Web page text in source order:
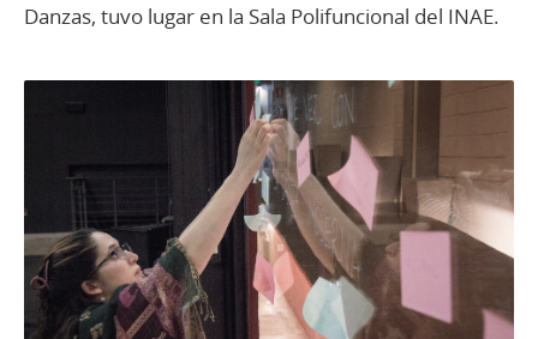
Danzas, tuvo lugar en la Sala Polifuncional del INAE.